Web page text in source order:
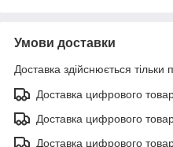
Умови доставки
Доставка здійснюється тільки
Доставка цифрового
Доставка цифрового
Доставка цифрового